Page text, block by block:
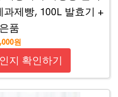
제빵, 100L 발효기 +
품
원
지 확인하기